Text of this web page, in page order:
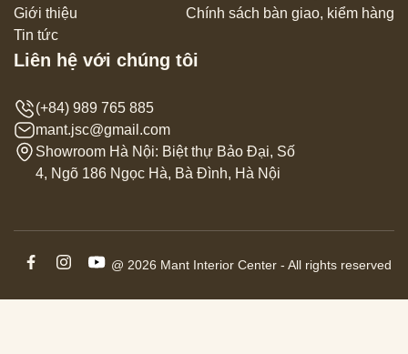
Giới thiệu
Tin tức
Chính sách bàn giao, kiểm hàng
Liên hệ với chúng tôi
(+84) 989 765 885
mant.jsc@gmail.com
Showroom Hà Nội: Biệt thự Bảo Đại, Số
4, Ngõ 186 Ngọc Hà, Bà Đình, Hà Nội
@ 2026 Mant Interior Center - All rights reserved